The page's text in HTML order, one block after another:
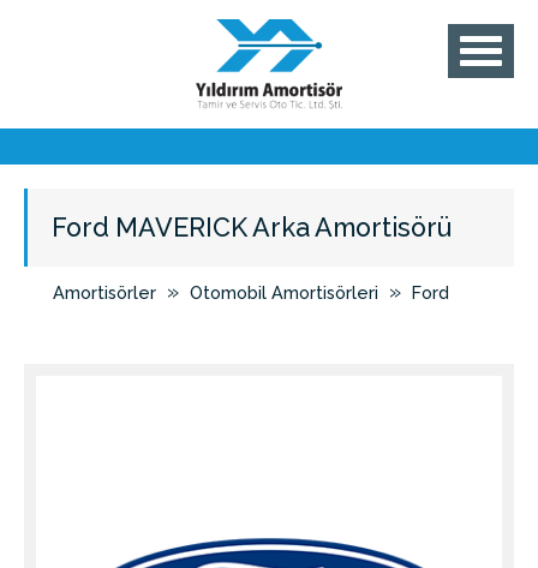
Ford MAVERICK Arka Amortisörü
Amortisörler » Otomobil Amortisörleri » Ford